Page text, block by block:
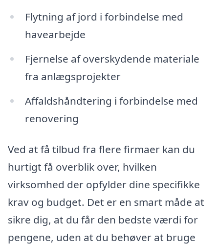
Flytning af jord i forbindelse med
havearbejde
Fjernelse af overskydende materiale
fra anlægsprojekter
Affaldshåndtering i forbindelse med
renovering
Ved at få tilbud fra flere firmaer kan du
hurtigt få overblik over, hvilken
virksomhed der opfylder dine specifikke
krav og budget. Det er en smart måde at
sikre dig, at du får den bedste værdi for
pengene, uden at du behøver at bruge